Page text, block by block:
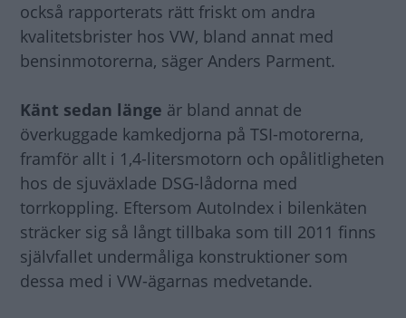
också rapporterats rätt friskt om andra
kvalitetsbrister hos VW, bland annat med
bensinmotorerna, säger Anders Parment.
Känt sedan länge är bland annat de
överkuggade kamkedjorna på TSI-motorerna,
framför allt i 1,4-litersmotorn och opålitligheten
hos de sjuväxlade DSG-lådorna med
torrkoppling. Eftersom AutoIndex i bilenkäten
sträcker sig så långt tillbaka som till 2011 finns
självfallet undermåliga konstruktioner som
dessa med i VW-ägarnas medvetande.